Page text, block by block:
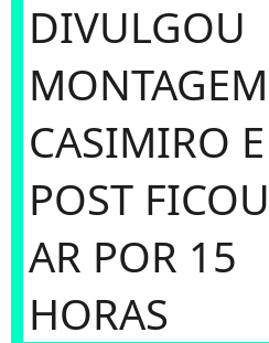
DIVULGOU
CASIMIRO E
POST
AR POR 15
HORAS